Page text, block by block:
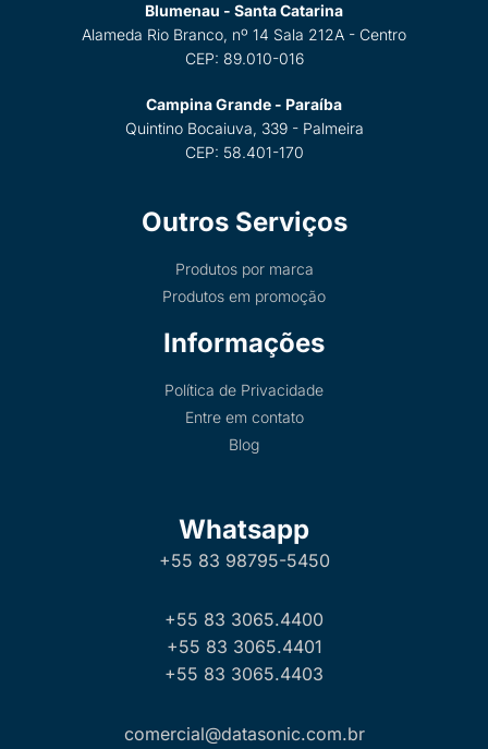
Blumenau - Santa Catarina
Alameda Rio Branco, nº 14 Sala 212A - Centro
CEP: 89.010-016
Campina Grande - Paraíba
Quintino Bocaiuva, 339 - Palmeira
CEP: 58.401-170
Outros Serviços
Produtos por marca
Produtos em promoção
Informações
Política de Privacidade
Entre em contato
Blog
Whatsapp
+55 83 98795-5450
+55 83 3065.4400
+55 83 3065.4401
+55 83 3065.4403
comercial@datasonic.com.br